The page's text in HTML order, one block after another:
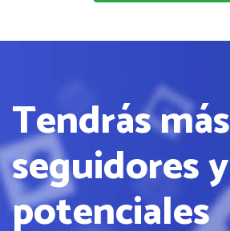
Tendrás más
seguidores y
potenciales